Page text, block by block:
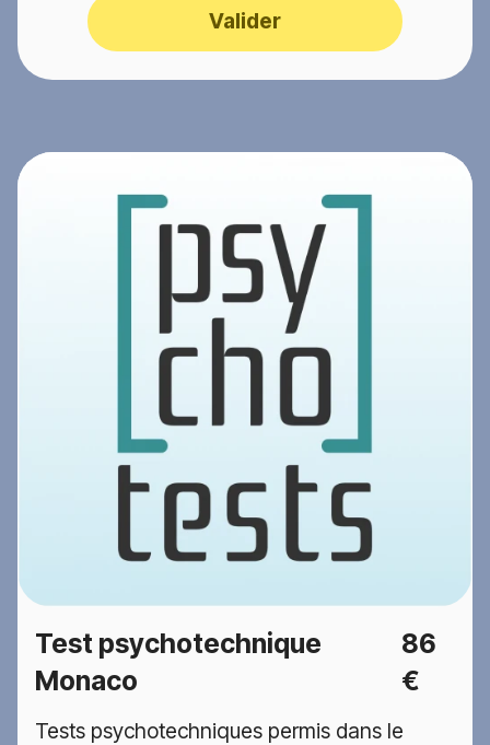
Valider
Test psychotechnique
Monaco
86
€
Tests psychotechniques permis dans le